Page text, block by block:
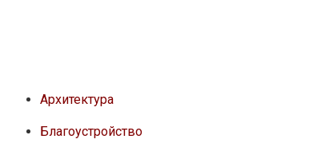
Архитектура
Благоустройство